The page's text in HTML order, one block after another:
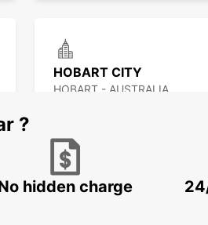
HOBART CITY
HOBART - AUSTRALIA
MELBOURNE
?
hidden charge